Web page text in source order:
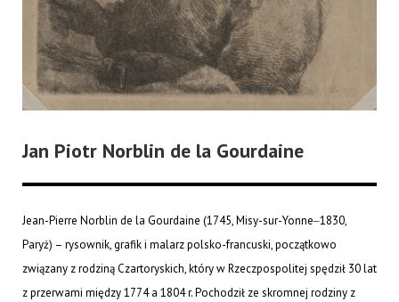
Jan Piotr Norblin de la Gourdaine
Jean-Pierre Norblin de la Gourdaine (1745, Misy-sur-Yonne‒1830,
Paryż) – rysownik, grafik i malarz polsko-francuski, początkowo
związany z rodziną Czartoryskich, który w Rzeczpospolitej spędził 30 lat
z przerwami między 1774 a 1804 r. Pochodził ze skromnej rodziny z